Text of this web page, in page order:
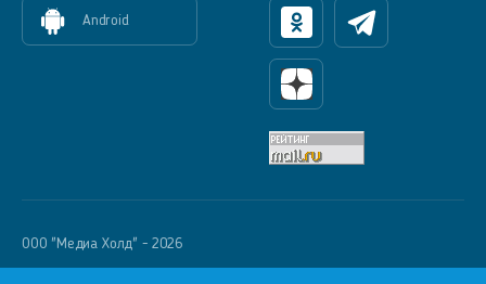
Android
ОдноклассникиТелеграм
Яндекс Дзен
OOO "Медиа Холд" - 2026